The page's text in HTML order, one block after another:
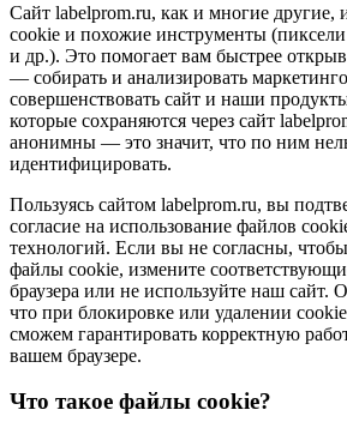
Сайт labelprom.ru, как и многие другие,
cookie и похожие инструменты
и др.). Это помогает вам быстрее
— собирать и анализировать
совершенствовать сайт и наши
которые сохраняются через сайт
анонимны — это значит, что по ним
идентифицировать.
Пользуясь сайтом labelprom.ru, вы
согласие на использование файлов
технологий. Если вы не согласны,
файлы cookie, измените
браузера или не используйте наш сайт.
что при блокировке или удалении
сможем гарантировать корректную
вашем браузере.
Что такое файлы cookie?